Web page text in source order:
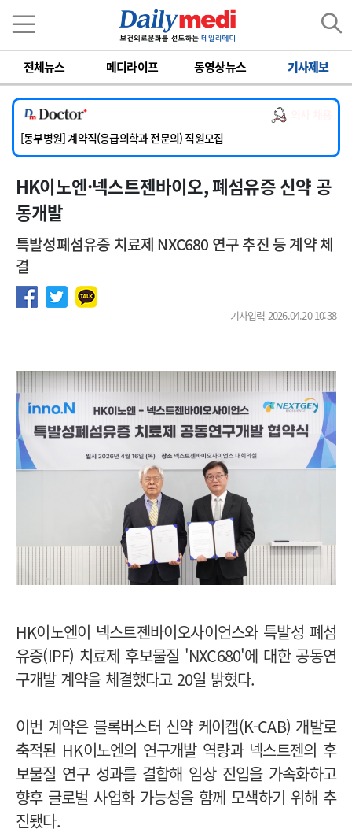
전체뉴스 메디라이프 동영상뉴스 기사제보
[서울아산병원] 2026년 하반기 인턴 모집
[영남대학교의료원] 마취통증의학과 임기제 임상의사 채용
[충남대학교병원] 소아청소년과(소아응급전담) 계약직 의사 공개채용
[동부병원] 계약직(응급의학과 전문의) 직원모집
[이대목동병원] 하반기 전공의(레지던트1년차) 모집
[서울아산병원] 2026년 하반기 인턴 모집
[영남대학교의료원] 마취통증의학과 임기제 임상의사 채용
HK이노엔·넥스트젠바이오, 폐섬유증 신약 공
동개발
특발성폐섬유증 치료제 NXC680 연구 추진 등 계약 체
결
기사입력 2026.04.20 10:38
HK이노엔이 넥스트젠바이오사이언스와 특발성 폐섬
유증(IPF) 치료제 후보물질 'NXC680'에 대한 공동연
구개발 계약을 체결했다고 20일 밝혔다.
이번 계약은 블록버스터 신약 케이캡(K-CAB) 개발로
축적된 HK이노엔의 연구개발 역량과 넥스트젠의 후
보물질 연구 성과를 결합해 임상 진입을 가속화하고
향후 글로벌 사업화 가능성을 함께 모색하기 위해 추
진됐다.